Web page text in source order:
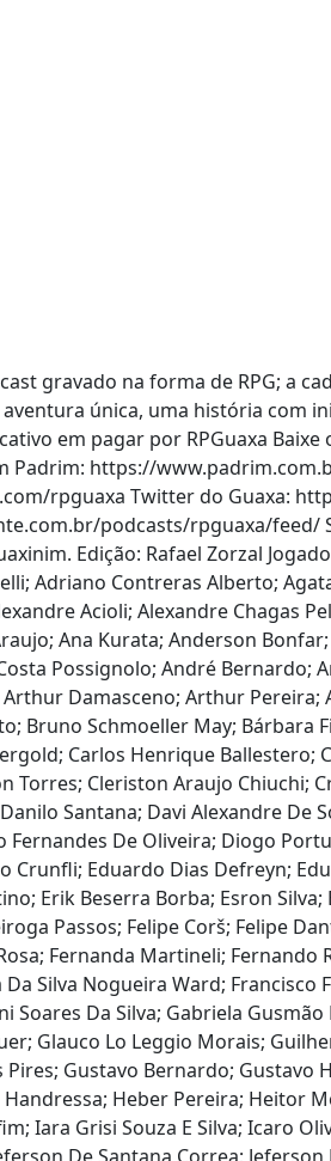
gravado na forma de RPG; a
única, uma história com
em pagar por RPGuaxa
https://
rpguaxa Twitter do Guaxa:
podcasts/rpguaxa/feed/
Edição: Rafael Zorzal
Adriano Contreras Alberto;
Acioli; Alexandre Chagas
Ana Kurata; Anderson
Possignolo; André Bernardo;
Damasceno; Arthur
Bruno Schmoeller May; Bárbara
Carlos Henrique Ballestero;
Torres; Cleriston Araujo Chiuchi;
Santana; Davi Alexandre
De Oliveira; Diogo
Eduardo Dias Defreyn;
Erik Beserra Borba; Esron
Passos; Felipe Corš; Felipe
Fernanda Martineli;
Silva Nogueira Ward;
Da Silva; Gabriela
Glauco Lo Leggio Morais;
Gustavo Bernardo;
Heber Pereira; Heitor
Iara Grisi Souza E Silva; Icaro